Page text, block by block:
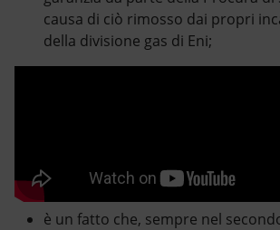
causa di ciò rimosso dai propri
della divisione gas di Eni;
è un fatto che, sempre nel